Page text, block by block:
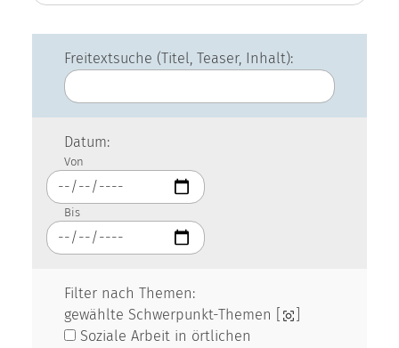
Freitextsuche (Titel, Teaser, Inhalt):
Datum:
Von
Bis
Filter nach Themen:
gewählte Schwerpunkt-Themen [
Soziale Arbeit in örtlichen